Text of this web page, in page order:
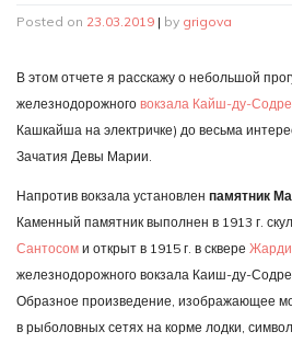
Posted on 23.03.2019 | by grigova
В этом отчете я расскажу о небольшой
железнодорожного вокзала Кайш-ду-Содре
Кашкайша на электричке) до весьма
Зачатия Девы Марии.
Напротив вокзала установлен памятник
Каменный памятник выполнен в 1913 г.
Сантосом и открыт в 1915 г. в сквере
железнодорожного вокзала Каиш-ду-
Образное произведение, изображающее
в рыболовных сетях на корме лодки,